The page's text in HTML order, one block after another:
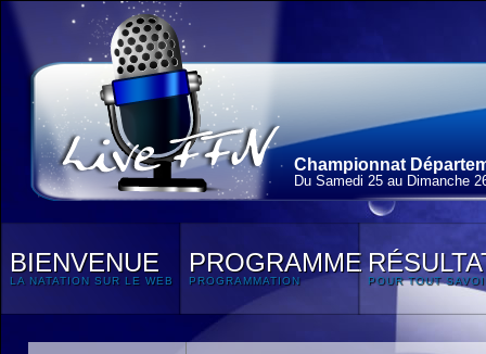
Championnat
Du Samedi 25 au Dimanche
BIENVENUE
LA NATATION SUR LE WEB
PROGRAMME
PROGRAMMATION POUR TOUT